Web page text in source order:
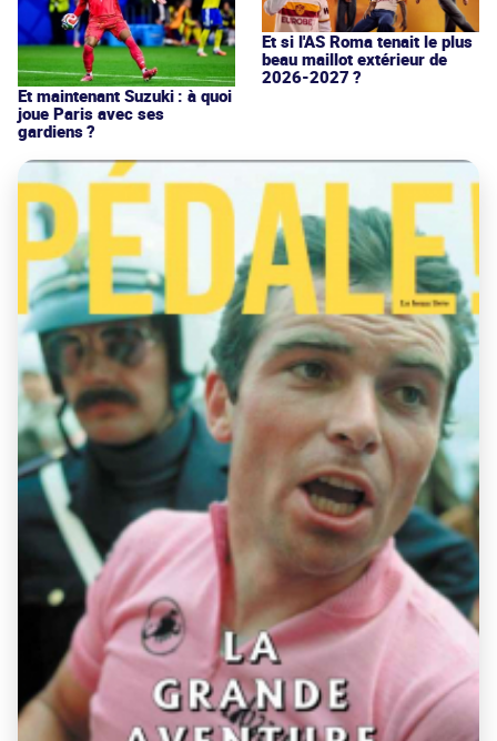
Et maintenant Suzuki : à quoi
joue Paris avec ses
gardiens ?
Et si l'AS Roma tenait le plus
beau maillot extérieur de
2026-2027 ?